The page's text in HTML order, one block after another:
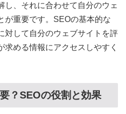
し、それに合わせて自分のウェ
が重要です。SEOの基本的な
対して自分のウェブサイトを評
求める情報にアクセスしやすく
？SEOの役割と効果